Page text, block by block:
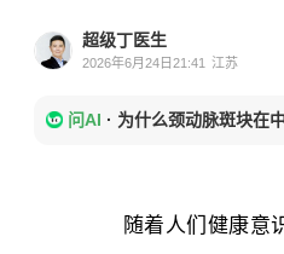
超级丁医生
2026年6月24日21:41 江苏
问AI · 为什么颈动脉斑块在
随着人们健康意